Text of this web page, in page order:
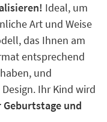
Ideal, um
Art und Weise
das Ihnen am
entsprechend
und
Ihr Kind wird
Geburtstage und